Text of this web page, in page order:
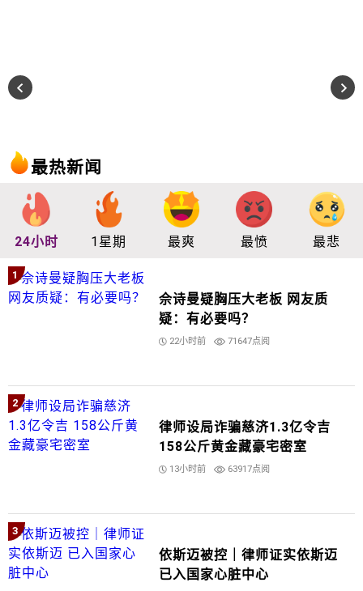
最热新闻
24小时 1星期 最爽 最愤 最悲
1
佘诗曼疑胸压大老板 网友质
疑：有必要吗？
22小时前 71647点阅
2
律师设局诈骗慈济1.3亿令吉
158公斤黄金藏豪宅密室
13小时前 63917点阅
3
依斯迈被控｜律师证实依斯迈
已入国家心脏中心